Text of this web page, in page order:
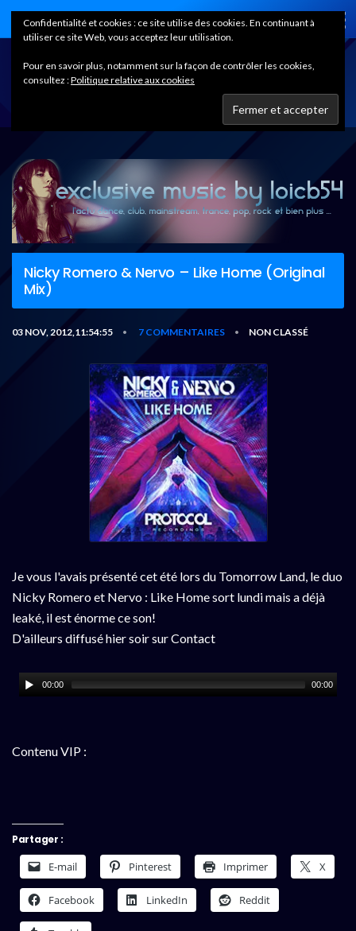
Home
Nicky Romero & Nervo – Like Home (Original
Mix)
03 NOV, 2012,11:54:55 • 7 COMMENTAIRES • NON CLASSÉ
Je vous l'avais présenté cet été lors du Tomorrow Land, le duo
Nicky Romero et Nervo : Like Home sort lundi mais a déjà
leaké, il est énorme ce son!
D'ailleurs diffusé hier soir sur Contact
00:00 00:00
Contenu VIP :
Partager :
E-mail Pinterest Imprimer X
Facebook LinkedIn Reddit
Confidentialité et cookies : ce site utilise des cookies. En continuant à
utiliser ce site Web, vous acceptez leur utilisation.
Pour en savoir plus, notamment sur la façon de contrôler les cookies,
consultez :Politique relative aux cookies